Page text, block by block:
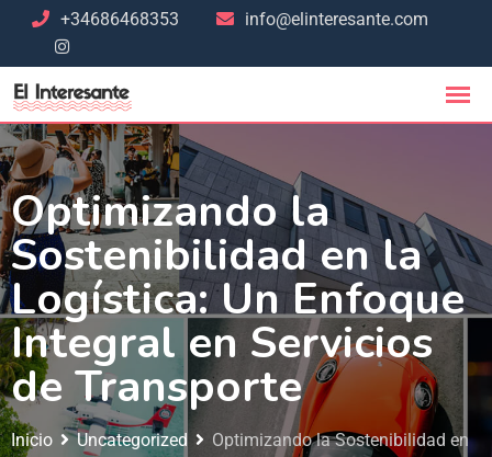
+34686468353 info@elinteresante.com
Optimizando la
Sostenibilidad en la
Logística: Un Enfoque
Integral en Servicios
de Transporte
Inicio Uncategorized
Optimizando la Sostenibilidad en